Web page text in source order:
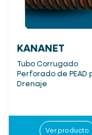
KANANET
Tubo Corrugado
Perforado de PEAD
Drenaje
Ver producto